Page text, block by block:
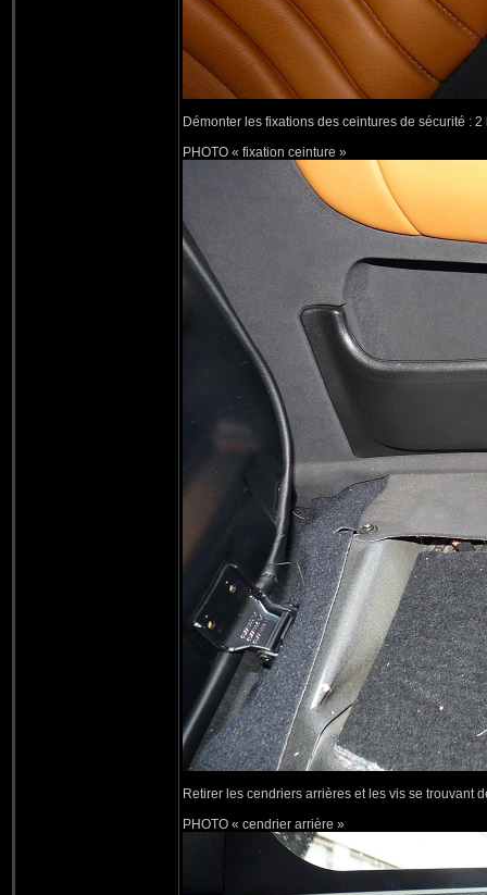
Démonter les fixations des ceintures de sécurité :
PHOTO « fixation ceinture »
Retirer les cendriers arrières et les vis se trouvant
PHOTO « cendrier arrière »